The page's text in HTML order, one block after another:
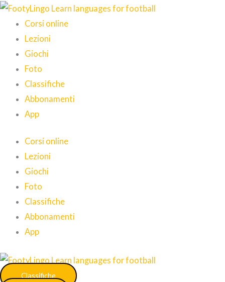
Vai
contenuto
Corsi online
Lezioni
Giochi
Foto
Classifiche
Abbonamenti
App
Corsi online
Lezioni
Giochi
Foto
Classifiche
Abbonamenti
App
Classifiche